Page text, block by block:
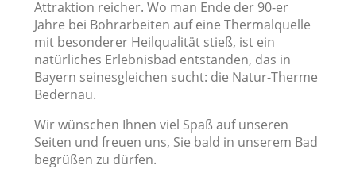
Attraktion reicher. Wo man Ende der 90-er
Jahre bei Bohrarbeiten auf eine Thermalquelle
mit besonderer Heilqualität stieß, ist ein
natürliches Erlebnisbad entstanden, das in
Bayern seinesgleichen sucht: die Natur-Therme
Bedernau.
Wir wünschen Ihnen viel Spaß auf unseren
Seiten und freuen uns, Sie bald in unserem Bad
begrüßen zu dürfen.